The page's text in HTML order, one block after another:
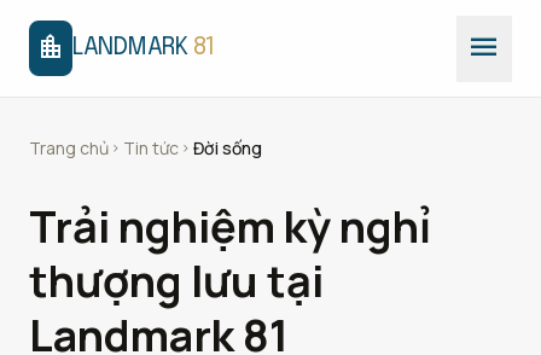
location_city LANDMARK 81 menu
Trang chủ chevron_right Tin tức chevron_right Đời sống
Trải nghiệm kỳ nghỉ
thượng lưu tại
Landmark 81